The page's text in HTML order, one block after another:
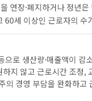
연장·폐지하거나 정년
60세 이상인 근로자의
으로 생산량·매출액이
지 않고 근로시간 조정
의 경영 부담을 완화하고